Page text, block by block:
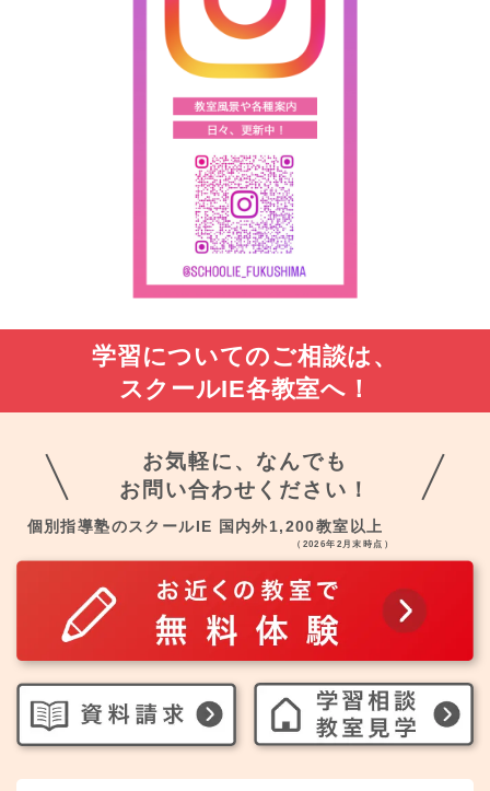
学習についてのご相談は、
スクールIE各教室へ！
お気軽に、なんでも
お問い合わせください！
個別指導塾のスクールIE 国内外1,200教室以上
（2026年2月末時点）